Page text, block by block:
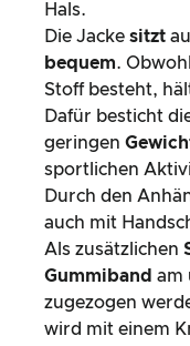
Hals.
Die Jacke sitzt
bequem.
Stoff besteht,
Dafür besticht
geringen
sportlichen
Durch den
auch mit
Als zusätzlichen
Gummiband am
zugezogen
wird mit einem